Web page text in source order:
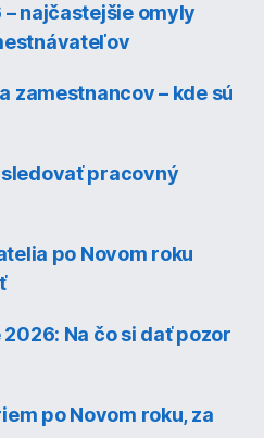
najčastejšie omyly
zamestnancov – kde sú
pracovný
po Novom roku
Na čo si dať pozor
po Novom roku, za